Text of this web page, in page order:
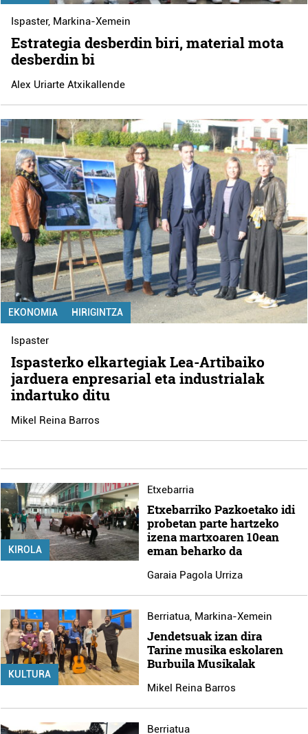
Ispaster, Markina-Xemein
Estrategia desberdin biri, material mota
desberdin bi
Alex Uriarte Atxikallende
EKONOMIA HIRIGINTZA
Ispaster
Ispasterko elkartegiak Lea-Artibaiko
jarduera enpresarial eta industrialak
indartuko ditu
Mikel Reina Barros
KIROLA
Etxebarria
Etxebarriko Pazkoetako idi
probetan parte hartzeko
izena martxoaren 10ean
eman beharko da
Garaia Pagola Urriza
KULTURA
Berriatua, Markina-Xemein
Jendetsuak izan dira
Tarine musika eskolaren
Burbuila Musikalak
Mikel Reina Barros
Berriatua